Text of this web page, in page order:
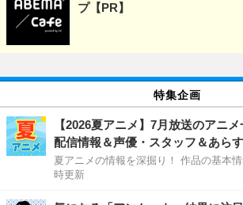
プ【PR】
特集企画
【2026夏アニメ】7月放送のアニ
配信情報＆声優・スタッフ＆あらす
夏アニメの情報を深掘り！ 作品の基本
時更新